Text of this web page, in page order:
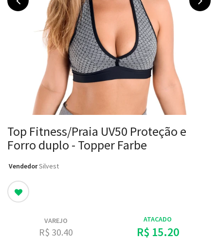
Top Fitness/Praia UV50 Proteção e
Forro duplo - Topper Farbe
Vendedor: Silvest
VAREJO
R$ 30.40
ATACADO
R$ 15.20